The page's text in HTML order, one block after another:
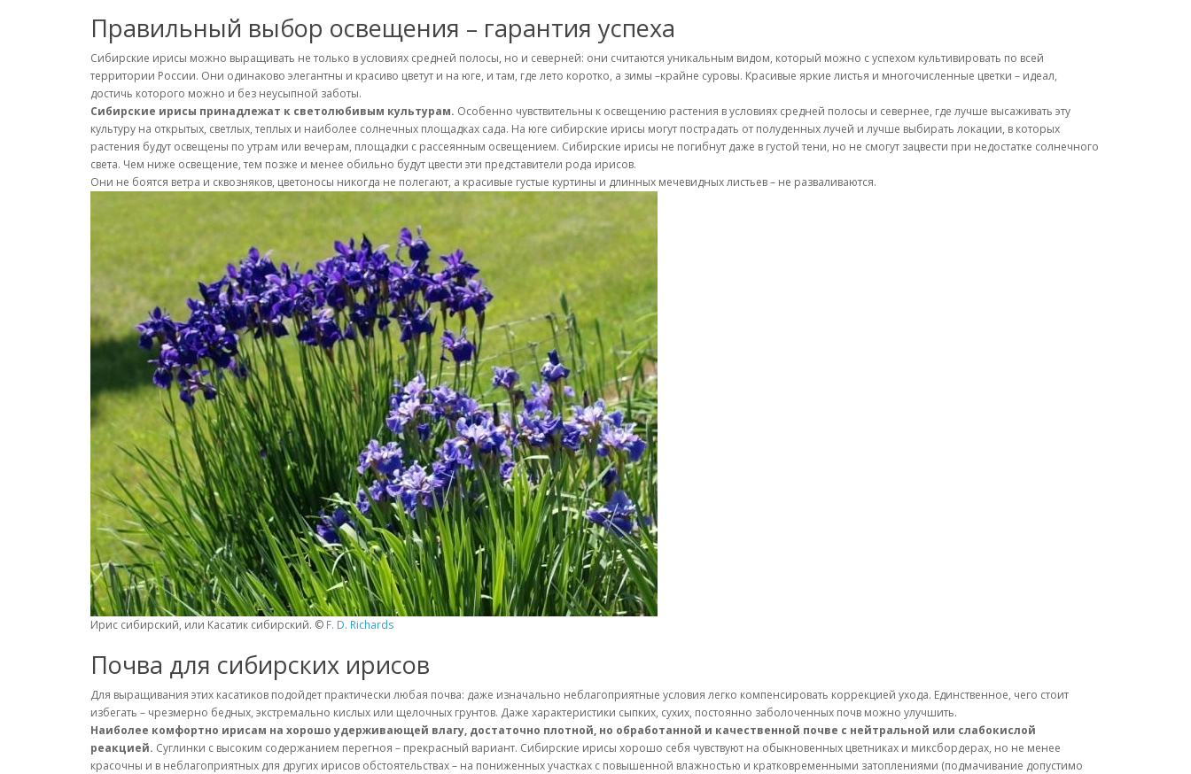
Правильный выбор освещения – гарантия успеха
Сибирские ирисы можно выращивать не только в условиях средней полосы, но и северней: они считаются уникальным видом, который можно с успехом культивировать по всей
территории России. Они одинаково элегантны и красиво цветут и на юге, и там, где лето коротко, а зимы –крайне суровы. Красивые яркие листья и многочисленные цветки – идеал,
достичь которого можно и без неусыпной заботы.
Сибирские ирисы принадлежат к светолюбивым культурам. Особенно чувствительны к освещению растения в условиях средней полосы и севернее, где лучше высаживать эту
культуру на открытых, светлых, теплых и наиболее солнечных площадках сада. На юге сибирские ирисы могут пострадать от полуденных лучей и лучше выбирать локации, в которых
растения будут освещены по утрам или вечерам, площадки с рассеянным освещением. Сибирские ирисы не погибнут даже в густой тени, но не смогут зацвести при недостатке солнечного
света. Чем ниже освещение, тем позже и менее обильно будут цвести эти представители рода ирисов.
Они не боятся ветра и сквозняков, цветоносы никогда не полегают, а красивые густые куртины и длинных мечевидных листьев – не разваливаются.
Ирис сибирский, или Касатик сибирский. © F. D. Richards
Почва для сибирских ирисов
Для выращивания этих касатиков подойдет практически любая почва: даже изначально неблагоприятные условия легко компенсировать коррекцией ухода. Единственное, чего стоит
избегать – чрезмерно бедных, экстремально кислых или щелочных грунтов. Даже характеристики сыпких, сухих, постоянно заболоченных почв можно улучшить.
Наиболее комфортно ирисам на хорошо удерживающей влагу, достаточно плотной, но обработанной и качественной почве с нейтральной или слабокислой
реакцией. Суглинки с высоким содержанием перегноя – прекрасный вариант. Сибирские ирисы хорошо себя чувствуют на обыкновенных цветниках и миксбордерах, но не менее
красочны и в неблагоприятных для других ирисов обстоятельствах – на пониженных участках с повышенной влажностью и кратковременными затоплениями (подмачивание допустимо